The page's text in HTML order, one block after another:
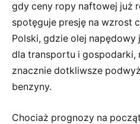
gdy ceny ropy naftowej już
spotęguje presję na wzrost
Polski, gdzie olej
dla transportu i gospodarki,
znacznie dotkliwsze
benzyny.
Chociaż prognozy na